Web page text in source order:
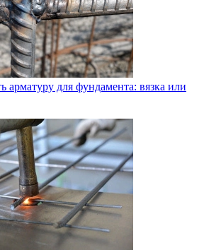
арматуру для фундамента: вязка или